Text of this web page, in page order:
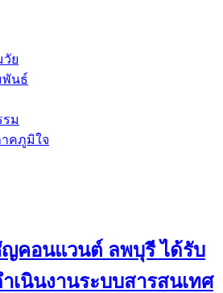
ย
พันธ์
ม
คภูมิใจ
ญคอนแวนต์ ลพบุรี ได้รับ
เนินงานระบบสารสนเทศ